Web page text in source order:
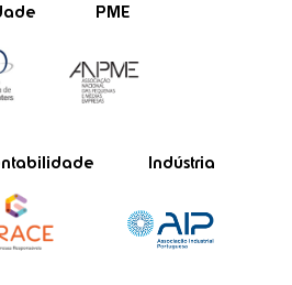
PME
Indústria